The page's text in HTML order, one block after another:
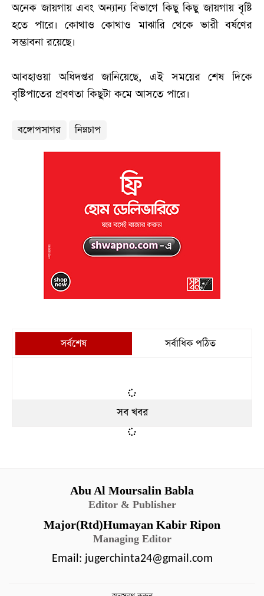
অনেক জায়গায় এবং অন্যান্য বিভাগে কিছু কিছু জায়গায় বৃষ্টি
হতে পারে। কোথাও কোথাও মাঝারি থেকে ভারী বর্ষণের
সম্ভাবনা রয়েছে।
আবহাওয়া অধিদপ্তর জানিয়েছে, এই সময়ের শেষ দিকে
বৃষ্টিপাতের প্রবণতা কিছুটা কমে আসতে পারে।
বঙ্গোপসাগর নিম্নচাপ
সর্বশেষ সর্বাধিক পঠিত
সব খবর
Abu Al Moursalin Babla
Editor & Publisher
Major(Rtd)Humayan Kabir Ripon
Managing Editor
Email: jugerchinta24@gmail.com